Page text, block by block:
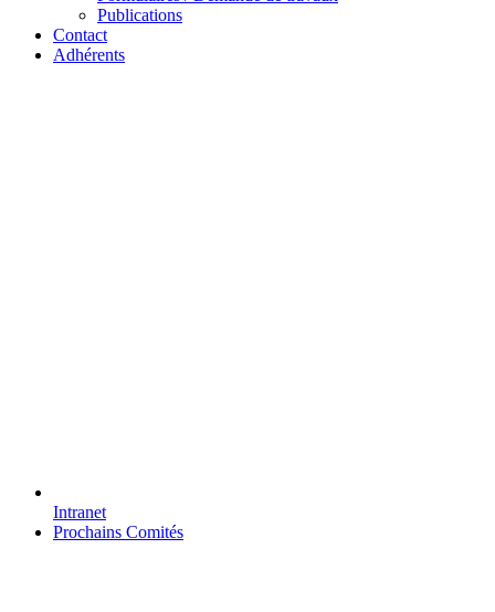
Publications
Contact
Adhérents
Intranet
Prochains Comités